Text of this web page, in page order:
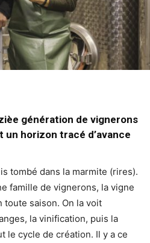
génération de vignerons
un horizon tracé d’avance
tombé dans la marmite (rires).
famille de vignerons, la vigne
saison. On la voit
la vinification, puis la
le cycle de création. Il y a ce